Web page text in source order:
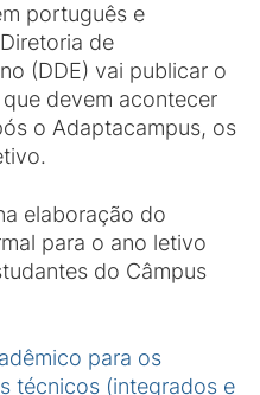
português e
de
(DDE) vai publicar o
devem acontecer
o Adaptacampus, os
elaboração do
para o ano letivo
do Câmpus
para os
técnicos (integrados e